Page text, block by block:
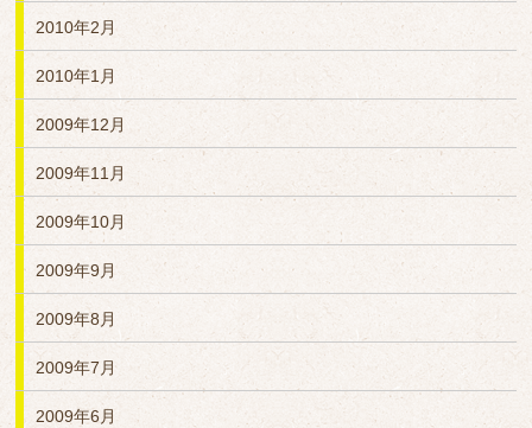
2010年2月
2010年1月
2009年12月
2009年11月
2009年10月
2009年9月
2009年8月
2009年7月
2009年6月